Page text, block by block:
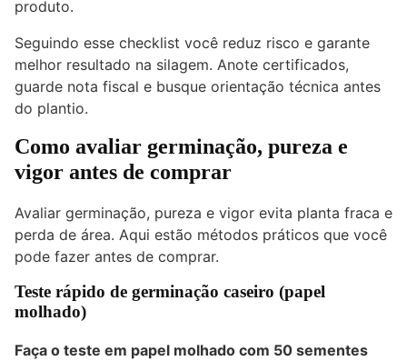
produto.
Seguindo esse checklist você reduz risco e garante
melhor resultado na silagem. Anote certificados,
guarde nota fiscal e busque orientação técnica antes
do plantio.
Como avaliar germinação, pureza e
vigor antes de comprar
Avaliar germinação, pureza e vigor evita planta fraca e
perda de área. Aqui estão métodos práticos que você
pode fazer antes de comprar.
Teste rápido de germinação caseiro (papel
molhado)
Faça o teste em papel molhado com 50 sementes